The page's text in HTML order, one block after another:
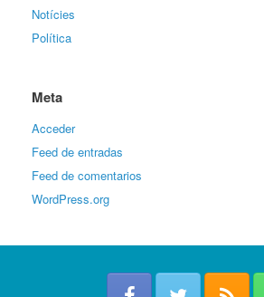
Notícies
Política
Meta
Acceder
Feed de entradas
Feed de comentarios
WordPress.org